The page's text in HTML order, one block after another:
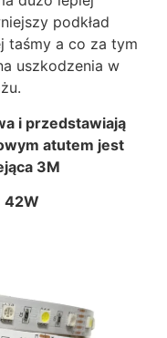
podkład
taśmy a co za tym
uszkodzenia w
i przedstawiają
atutem jest
3M
42W